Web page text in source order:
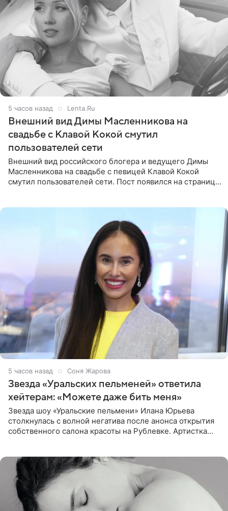
5 часов назад Lenta.Ru
Внешний вид Димы Масленникова на
свадьбе с Клавой Кокой смутил
пользователей сети
Внешний вид российского блогера и ведущего Димы
Масленникова на свадьбе с певицей Клавой Кокой
смутил пользователей сети. Пост появился на странице
5 часов назад Соня Жарова
Звезда «Уральских пельменей» ответила
хейтерам: «Можете даже бить меня»
Звезда шоу «Уральские пельмени» Илана Юрьева
столкнулась с волной негатива после анонса открытия
собственного салона красоты на Рублевке. Артистка